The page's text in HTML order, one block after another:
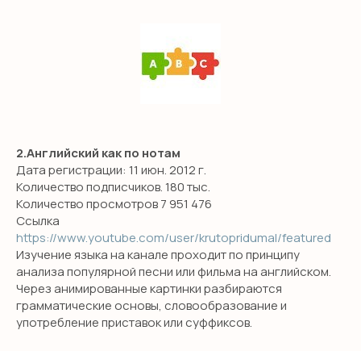
2.Английский как по нотам
Дата регистрации: 11 июн. 2012 г.
Количество подписчиков. 180 тыс.
Количество просмотров 7 951 476
Ссылка
https://www.youtube.com/user/krutopridumal/featured
Изучение языка на канале проходит по принципу
анализа популярной песни или фильма на английском.
Через анимированные картинки разбираются
грамматические основы, словообразование и
употребление приставок или суффиксов.